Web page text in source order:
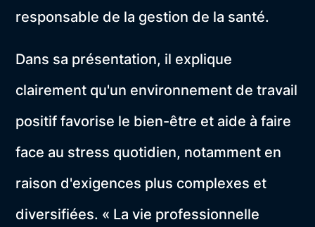
responsable de la gestion de la santé.
Dans sa présentation, il explique
clairement qu'un environnement de travail
positif favorise le bien-être et aide à faire
face au stress quotidien, notamment en
raison d'exigences plus complexes et
diversifiées. « La vie professionnelle